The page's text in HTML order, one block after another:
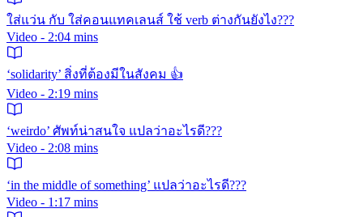
ใส่แว่น กับ ใส่คอนแทคเลนส์ ใช้ verb ต่างกันยังไง???
Video - 2:04 mins
‘solidarity’ สิ่งที่ต้องมีในสังคม 👍
Video - 2:19 mins
‘weirdo’ ศัพท์น่าสนใจ แปลว่าอะไรดี???
Video - 2:08 mins
‘in the middle of something’ แปลว่าอะไรดี???
Video - 1:17 mins